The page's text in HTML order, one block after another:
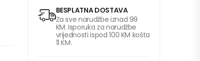
BESPLATNA DOSTAVA
Za sve narudžbe iznad 99
KM. Isporuka za narudžbe
vrijednosti ispod 100 KM košta
11 KM.